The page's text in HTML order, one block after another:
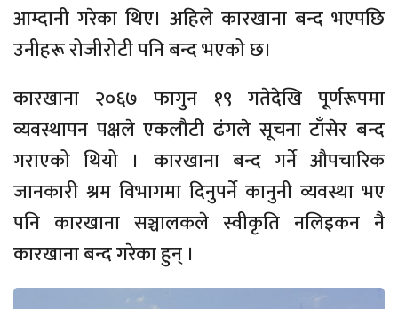
आम्दानी गरेका थिए। अहिले कारखाना बन्द भएपछि
उनीहरू रोजीरोटी पनि बन्द भएको छ।
कारखाना २०६७ फागुन १९ गतेदेखि पूर्णरूपमा
व्यवस्थापन पक्षले एकलौटी ढंगले सूचना टाँसेर बन्द
गराएको थियो । कारखाना बन्द गर्ने औपचारिक
जानकारी श्रम विभागमा दिनुपर्ने कानुनी व्यवस्था भए
पनि कारखाना सञ्चालकले स्वीकृति नलिइकन नै
कारखाना बन्द गरेका हुन् ।